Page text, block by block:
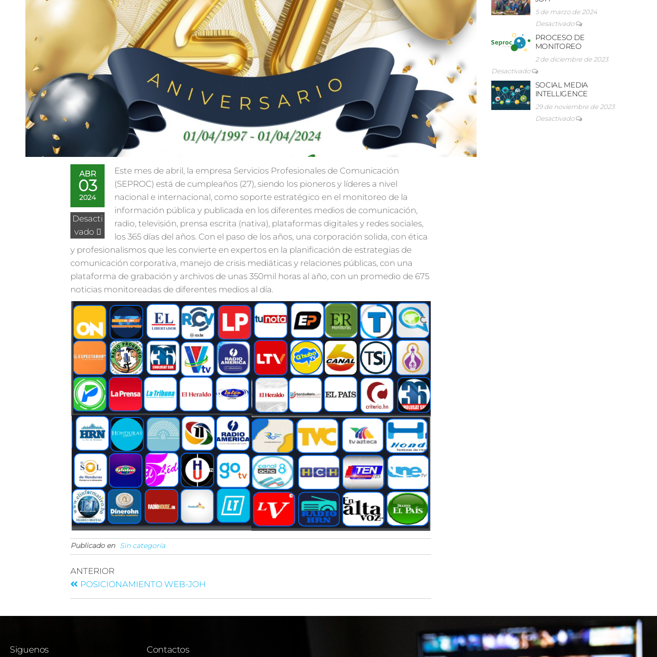
ABR
03
2024
Desacti
vado
Este mes de abril, la empresa Servicios Profesionales de Comunicación
(SEPROC) está de cumpleaños (27), siendo los pioneros y líderes a nivel
nacional e internacional, como soporte estratégico en el monitoreo de la
información pública y publicada en los diferentes medios de comunicación,
radio, televisión, prensa escrita (nativa), plataformas digitales y redes sociales,
los 365 días del años. Con el paso de los años, una corporación solida, con ética
y profesionalismos que les convierte en expertos en la planificación de estrategias de
comunicación corporativa, manejo de crisis mediáticas y relaciones públicas, con una
plataforma de grabación y archivos de unas 350mil horas al año, con un promedio de 675
noticias monitoreadas de diferentes medios al día.
Publicado en Sin categoría
ANTERIOR
POSICIONAMIENTO WEB-JOH
5 de marzo de 2024
Desactivado
PROCESO DE
MONITOREO
2 de diciembre de 2023
Desactivado
SOCIAL MEDIA
INTELLIGENCE
29 de noviembre de 2023
Desactivado
Siguenos Contactos